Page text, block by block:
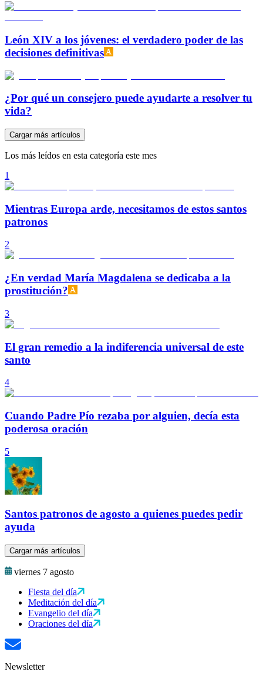
León XIV a los jóvenes: el verdadero poder de las
decisiones definitivas
¿Por qué un consejero puede ayudarte a resolver tu
vida?
Cargar más artículos
Los más leídos en esta categoría este mes
1
Mientras Europa arde, necesitamos de estos santos
patronos
2
¿En verdad María Magdalena se dedicaba a la
prostitución?
3
El gran remedio a la indiferencia universal de este
santo
4
Cuando Padre Pío rezaba por alguien, decía esta
poderosa oración
5
Santos patronos de agosto a quienes puedes pedir
ayuda
Cargar más artículos
viernes 7 agosto
Fiesta del día
Meditación del día
Evangelio del día
Oraciones del día
Newsletter